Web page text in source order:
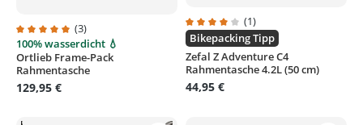
Durchschnittliche Bewertung von 5 von 5 Sternen
(3)
100% wasserdicht 💧
Ortlieb Frame-Pack
Rahmentasche
129,95 €
Durchschnittliche Bewertung
(1)
Bikepacking Tipp
Zefal Z Adventure C4
Rahmentasche 4.2L (50 cm)
44,95 €